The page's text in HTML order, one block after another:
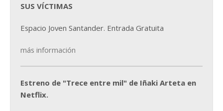
SUS VÍCTIMAS
Espacio Joven Santander. Entrada Gratuita
más información
Estreno de "Trece entre mil" de Iñaki Arteta en
Netflix.